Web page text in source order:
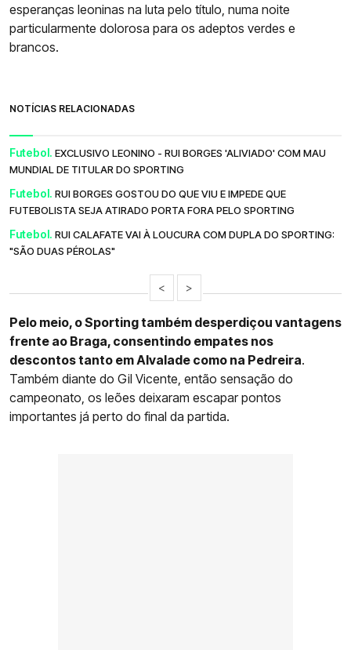
esperanças leoninas na luta pelo título, numa noite
particularmente dolorosa para os adeptos verdes e
brancos.
NOTÍCIAS RELACIONADAS
Futebol. EXCLUSIVO LEONINO - RUI BORGES 'ALIVIADO' COM MAU
MUNDIAL DE TITULAR DO SPORTING
Futebol. RUI BORGES GOSTOU DO QUE VIU E IMPEDE QUE
FUTEBOLISTA SEJA ATIRADO PORTA FORA PELO SPORTING
Futebol. RUI CALAFATE VAI À LOUCURA COM DUPLA DO SPORTING:
"SÃO DUAS PÉROLAS"
< >
Pelo meio, o Sporting também desperdiçou vantagens
frente ao Braga, consentindo empates nos
descontos tanto em Alvalade como na Pedreira.
Também diante do Gil Vicente, então sensação do
campeonato, os leões deixaram escapar pontos
importantes já perto do final da partida.